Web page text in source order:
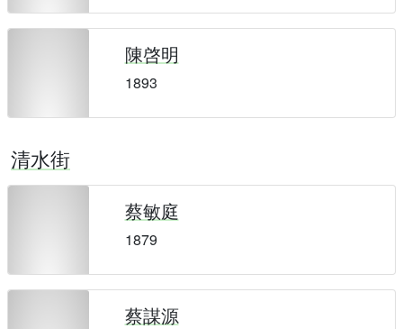
陳啓明
1893
清水街
蔡敏庭
1879
蔡謀源